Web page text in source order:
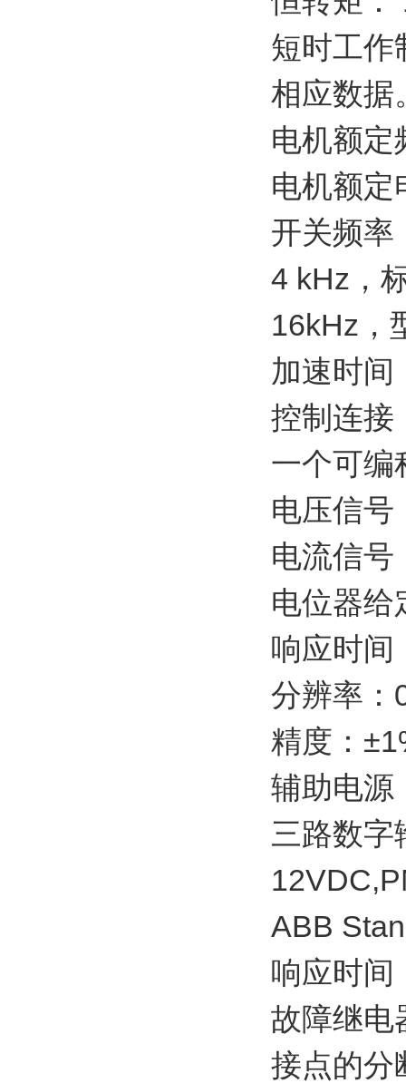
短时工作
相应数据
电机额定
电机额定
开关频率
4 kHz，
16kHz，
加速时间
控制连接
一个可编
电压信号
电流信号
电位器
响应时间
分辨率：
精度：
辅助电源
三路数字
ABB
响应时间
故障继电
接点的分